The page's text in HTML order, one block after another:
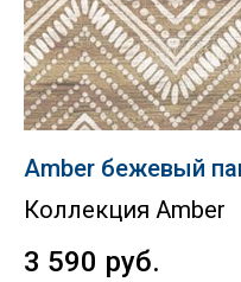
Amber бежевый
Коллекция Amber
3 590 руб.